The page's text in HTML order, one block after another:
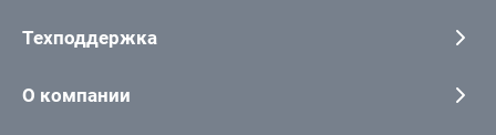
Техподдержка
О компании